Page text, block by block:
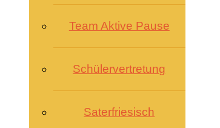
Team Aktive Pause
Schülervertretung
Saterfriesisch